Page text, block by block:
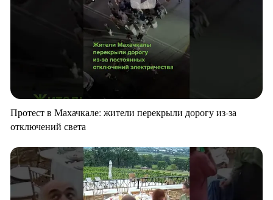
Протест в Махачкале: жители перекрыли дорогу из-за
отключений света